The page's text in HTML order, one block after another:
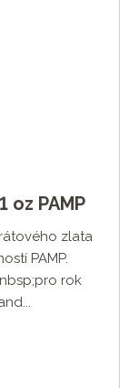
oz PAMP
zlata
PAMP.
rok